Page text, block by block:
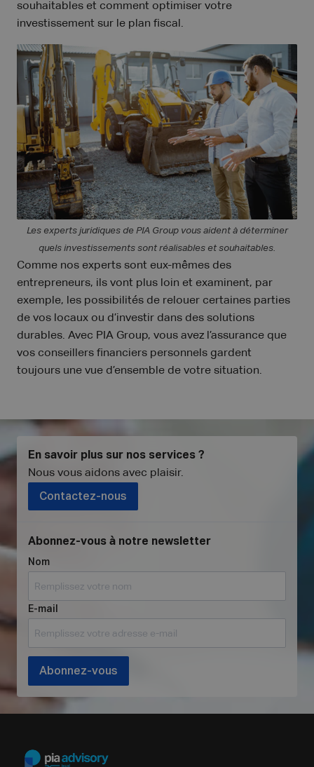
souhaitables et comment optimiser votre
investissement sur le plan fiscal.
Les experts juridiques de PIA Group vous aident à déterminer
quels investissements sont réalisables et souhaitables.
Comme nos experts sont eux-mêmes des
entrepreneurs, ils vont plus loin et examinent, par
exemple, les possibilités de relouer certaines parties
de vos locaux ou d’investir dans des solutions
durables. Avec PIA Group, vous avez l’assurance que
vos conseillers financiers personnels gardent
toujours une vue d’ensemble de votre situation.
En savoir plus sur nos services ?
Nous vous aidons avec plaisir.
Contactez-nous
Abonnez-vous à notre newsletter
Nom
E-mail
Abonnez-vous